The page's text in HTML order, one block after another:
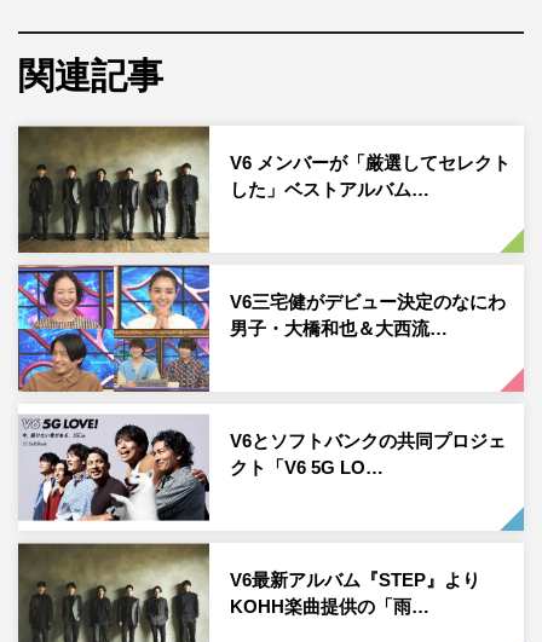
中庭を囲うように円形にセットされた6つの部屋をメンバ
ーが周回していく構成になっており、各部屋には過去作品
で使用されたモチーフが登場。1周するごとに、モチーフ
が足されていき部屋が進化していく様子は、V6が歩んで
きたこれまでの軌跡を表現している。
最後の一周では、さまざまな「色」が部屋を塗り替えてい
く中をメンバーが駆け抜けることにより「過去を塗り替え
る今の強さ」が描かれている。そして、クライマックスで
は、カラフルな大量の紙吹雪の中で、6人が円になって圧
巻のグループダンスを披露している。
曲以上の楽曲の中からセレクトしたアルバム収録曲も公開
された。
関連記事
V6 メンバーが「厳選してセレクト
した」ベストアルバム…
V6三宅健がデビュー決定のなにわ
男子・大橋和也＆大西流…
V6とソフトバンクの共同プロジェ
クト「V6 5G LO…
V6最新アルバム『STEP』より
KOHH楽曲提供の「雨…